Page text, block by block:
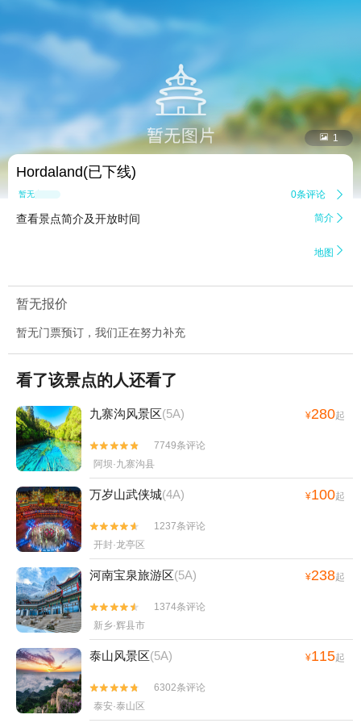
 1
Hordaland(已下线)
暂无点评 0条评论 
查看景点简介及开放时间 简介 
地图 
暂无报价
暂无门票预订，我们正在努力补充
看了该景点的人还看了
九寨沟风景区(5A) ¥280起


7749条评论
阿坝·九寨沟县
万岁山武侠城(4A) ¥100起


1237条评论
开封·龙亭区
河南宝泉旅游区(5A) ¥238起


1374条评论
新乡·辉县市
泰山风景区(5A) ¥115起


6302条评论
泰安·泰山区